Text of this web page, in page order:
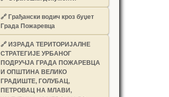
🔗Грађански водич кроз буџет
Града Пожаревца
🔗ИЗРАДА ТЕРИТОРИЈАЛНЕ
СТРАТЕГИЈЕ УРБАНОГ
ПОДРУЧЈА ГРАДА ПОЖАРЕВЦА
И ОПШТИНА ВЕЛИКО
ГРАДИШТЕ, ГОЛУБАЦ,
ПЕТРОВАЦ НА МЛАВИ,